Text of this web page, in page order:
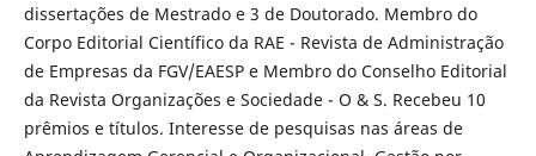
dissertações de Mestrado e 3 de Doutorado. Membro do
Corpo Editorial Científico da RAE - Revista de Administração
de Empresas da FGV/EAESP e Membro do Conselho Editorial
da Revista Organizações e Sociedade - O & S. Recebeu 10
prêmios e títulos. Interesse de pesquisas nas áreas de